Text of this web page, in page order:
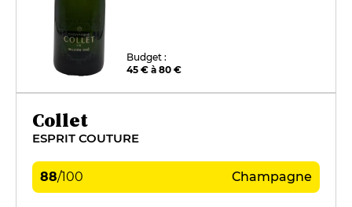
Budget :
45 € à 80 €
Collet
ESPRIT COUTURE
88/100 Champagne